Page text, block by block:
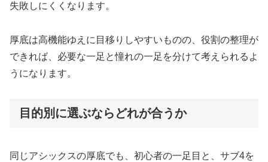
失敗しにくくなります。
厚底は高機能ゆえに目移りしやすいものの、役割の整理が
できれば、必要な一足と憧れの一足を分けて考えられるよ
うになります。
目的別に選ぶならどれが合うか
同じアシックスの厚底でも、初心者の一足目と、サブ4を